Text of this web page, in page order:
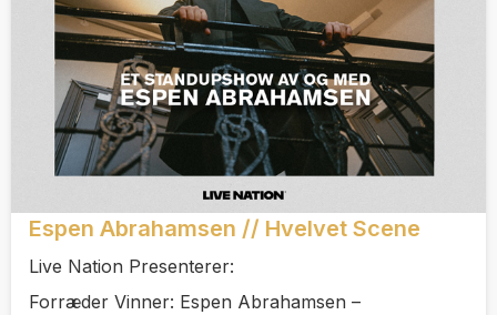
Espen Abrahamsen // Hvelvet Scene
Live Nation Presenterer:
Forræder Vinner: Espen Abrahamsen –